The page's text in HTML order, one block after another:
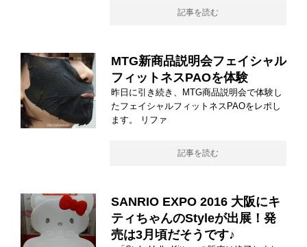
記事を読む
MTG新商品説明会フェイシャル
フィットネスPAOを体験
昨日に引き続き、MTG商品説明会で体験し
たフェイシャルフィットネスPAOをレポし
ます。 リファ
記事を読む
SANRIO EXPO 2016 大阪にキ
ティちゃんのStyleが出展！発
売は3月頃だそうです♪